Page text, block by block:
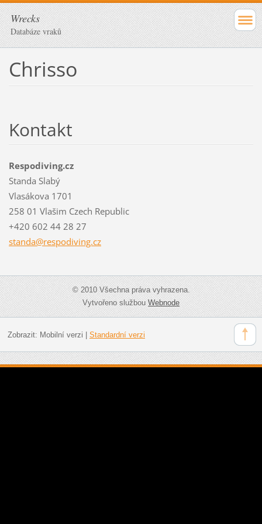
Wrecks
Databáze vraků
Chrisso
Kontakt
Respodiving.cz
Standa Slabý
Vlasákova 1701
258 01 Vlašim Czech Republic
+420 602 44 28 27
standa@respodiving.cz
© 2010 Všechna práva vyhrazena.
Vytvořeno službouWebnode
Zobrazit: Mobilní verzi Standardní verzi